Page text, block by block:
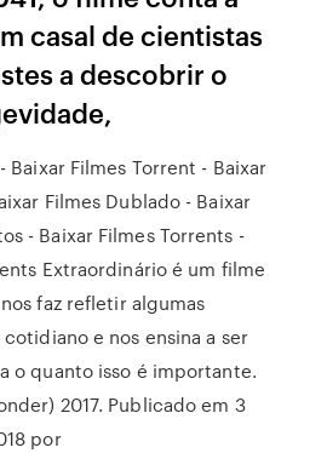
casal de cientistas
a descobrir o
Baixar Filmes Torrent - Baixar
Filmes Dublado - Baixar
- Baixar Filmes Torrents -
Extraordinário é um filme
faz refletir algumas
e nos ensina a ser
o quanto isso é importante.
2017. Publicado em 3
por